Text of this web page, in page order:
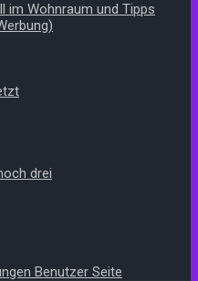
im Wohnraum und Tipps
drei
Benutzer Seite